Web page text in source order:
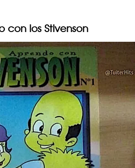
con los Stivenson